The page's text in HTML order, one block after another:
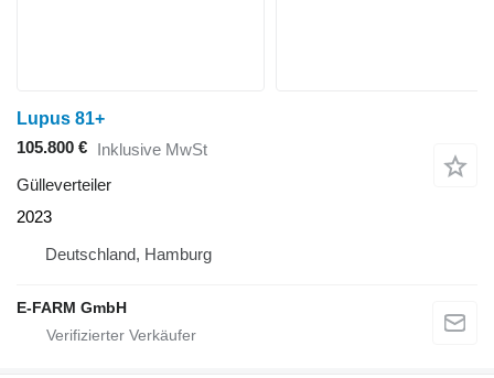
Lupus 81+
105.800 € Inklusive MwSt
Gülleverteiler
2023
Deutschland, Hamburg
E-FARM GmbH